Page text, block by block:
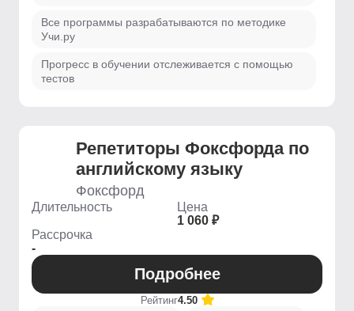
Все программы разрабатываются по методике
Учи.ру
Прогресс в обучении отслеживается с помощью
тестов
Репетиторы Фоксфорда по
английскому языку
Фоксфорд
Длительность
Цена
1 060 ₽
Рассрочка
-
Подробнее
Рейтинг4.50